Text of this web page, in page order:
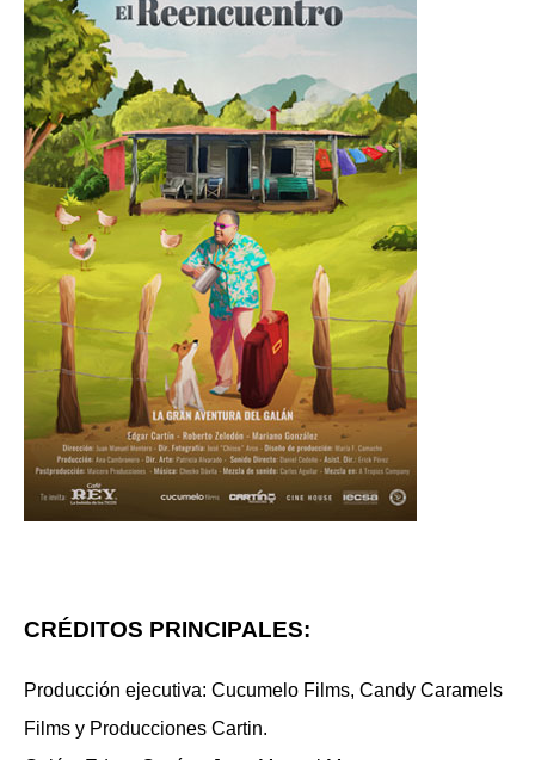
CRÉDITOS PRINCIPALES:
Producción ejecutiva: Cucumelo Films, Candy Caramels
Films y Producciones Cartin.